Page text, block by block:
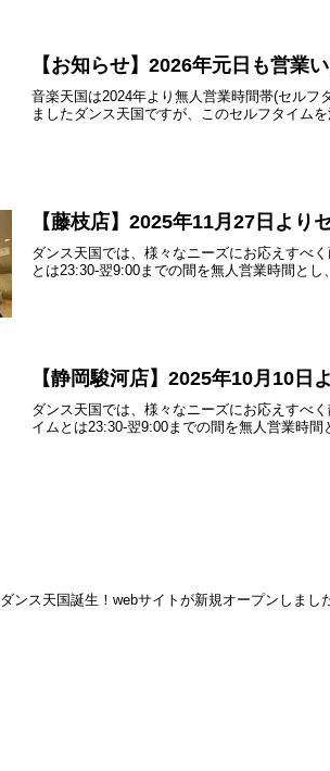
【お知らせ】2026年元日も営業
音楽天国は2024年より無人営業時間帯(セルフ
ましたダンス天国ですが、このセルフタイム
【藤枝店】2025年11月27日より
ダンス天国では、様々なニーズにお応えすべ
とは23:30-翌9:00までの間を無人営業時間とし
【静岡駿河店】2025年10月10日
ダンス天国では、様々なニーズにお応えすべ
イムとは23:30-翌9:00までの間を無人営業時間
ダンス天国誕生！webサイトが新規オープンしまし